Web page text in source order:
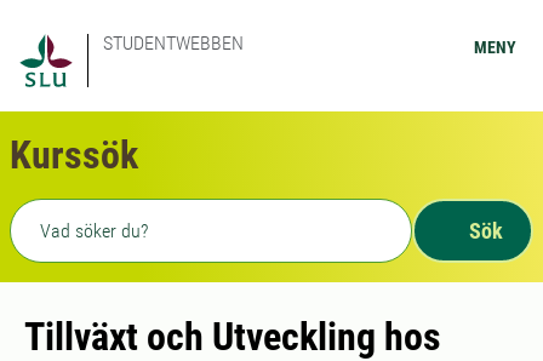
STUDENTWEBBEN MENY
Kurssök
Fritext sökning
Sök
Tillväxt och Utveckling hos